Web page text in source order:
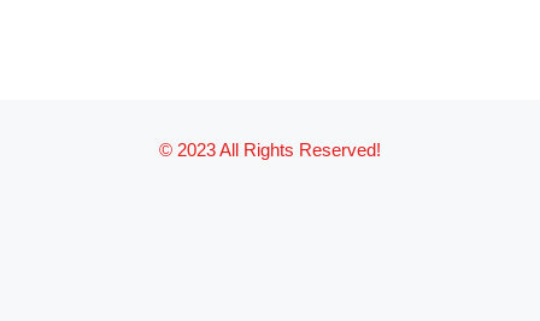
© 2023 All Rights Reserved!